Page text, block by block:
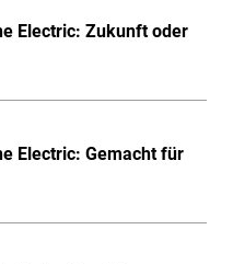
Electric: Zukunft oder
Electric: Gemacht für